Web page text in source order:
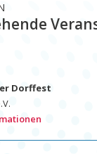
Dorffest